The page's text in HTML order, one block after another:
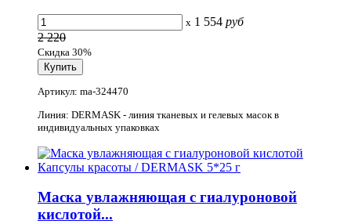
x 1 554 руб
2 220
Скидка 30%
Артикул: ma-324470
Линия: DERMASK - линия тканевых и гелевых масок в
индивидуальных упаковках
Маска увлажняющая с гиалуроновой
кислотой...